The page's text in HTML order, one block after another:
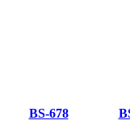
BS-678